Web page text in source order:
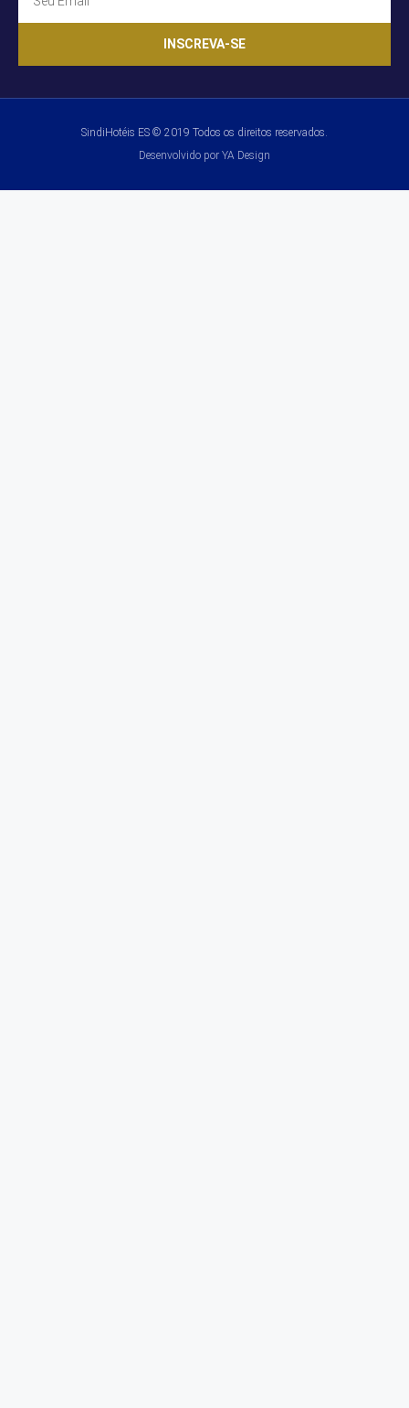
INSCREVA-SE
SindiHotéis ES © 2019 Todos os direitos reservados.
Desenvolvido por YA Design